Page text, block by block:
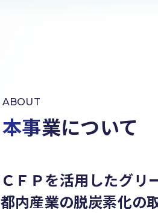
ABOUT
本事業について
ＣＦＰを活用したグリ
都内産業の脱炭素化の